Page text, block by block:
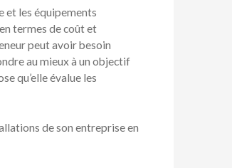
et les équipements
termes de coût et
peut avoir besoin
au mieux à un objectif
qu’elle évalue les
de son entreprise en